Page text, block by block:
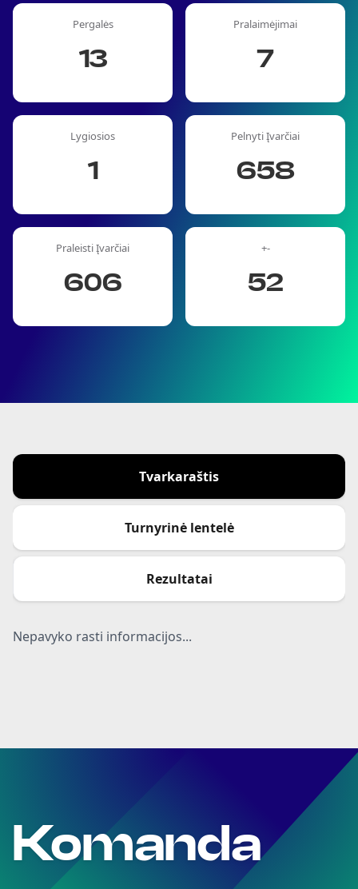
Pergalės
13
Pralaimėjimai
7
Lygiosios
1
Pelnyti Įvarčiai
658
Praleisti Įvarčiai
606
+-
52
Tvarkaraštis
Turnyrinė lentelė
Rezultatai
Nepavyko rasti informacijos...
Komanda